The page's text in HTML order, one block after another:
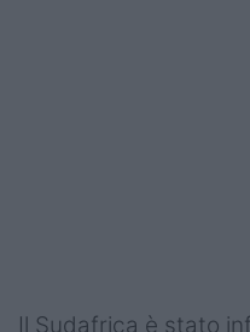
Il Sudafrica è stato